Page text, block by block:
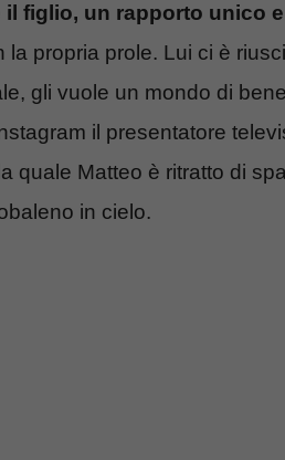
il figlio, un rapporto unico
la propria prole. Lui ci è
gli vuole un mondo di
il presentatore
quale Matteo è ritratto di
in cielo.